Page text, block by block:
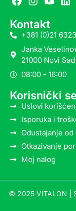
Kontakt
+381 (0)21
Janka
21000 Novi Sad
08:00 - 16:00
Korisnički
Uslovi
Isporuka i
Odustajanje
Otkazivanje
Moj nalog
© 2025 VITALON |